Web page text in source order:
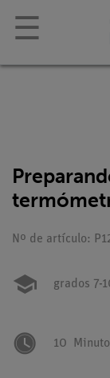
☰
Nº de artículo:
grados 7-
10